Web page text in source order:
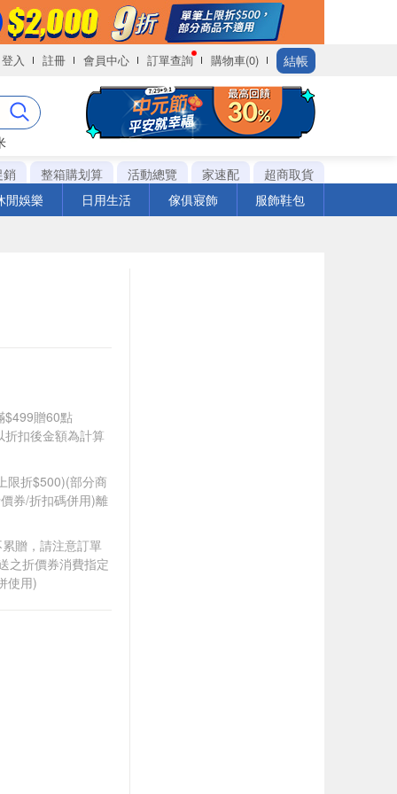
登入 註冊 會員中心 訂單查詢 購物車(0) 結帳
銷
整箱購划算 活動總覽 家速配
超商取貨
閒娛樂
日用生活 傢俱寢飾 服飾鞋包
$499贈60點
扣後金額為計算
限折$500)(部分商
券/折扣碼併用)離
贈，請注意訂單
之折價券消費指定
使用)